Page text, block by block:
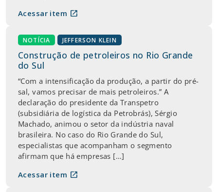
Acessar item open_in_new
NOTÍCIA JEFFERSON KLEIN
Construção de petroleiros no Rio Grande
do Sul
“Com a intensificação da produção, a partir do pré-
sal, vamos precisar de mais petroleiros.” A
declaração do presidente da Transpetro
(subsidiária de logística da Petrobrás), Sérgio
Machado, animou o setor da indústria naval
brasileira. No caso do Rio Grande do Sul,
especialistas que acompanham o segmento
afirmam que há empresas […]
Acessar item open_in_new